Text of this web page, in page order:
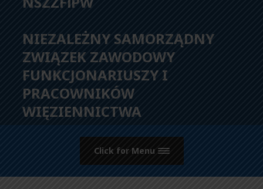
NIEZALEŻNY SAMORZĄDNY
ZWIĄZEK ZAWODOWY
FUNKCJONARIUSZY I
PRACOWNIKÓW
WIĘZIENNICTWA
Click for Menu